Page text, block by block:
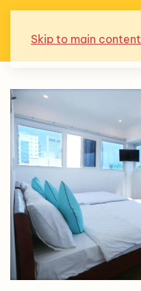
Skip to main content